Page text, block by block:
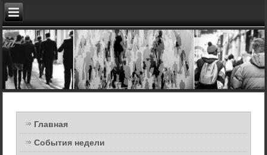
Главная
События недели